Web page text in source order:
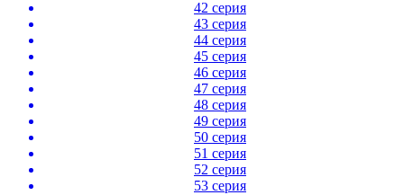
42 серия
43 серия
44 серия
45 серия
46 серия
47 серия
48 серия
49 серия
50 серия
51 серия
52 серия
53 серия